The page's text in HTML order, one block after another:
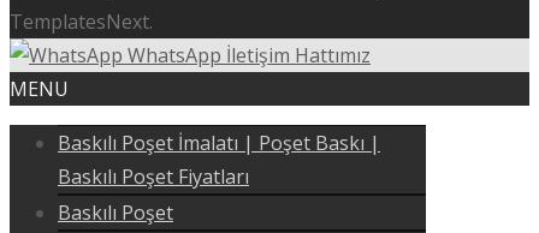
TemplatesNext.
WhatsApp İletişim Hattımız
MENU
Baskılı Poşet İmalatı | Poşet Baskı |
Baskılı Poşet Fiyatları
Baskılı Poşet